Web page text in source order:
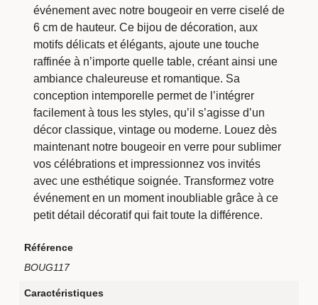
événement avec notre bougeoir en verre ciselé de
6 cm de hauteur. Ce bijou de décoration, aux
motifs délicats et élégants, ajoute une touche
raffinée à n’importe quelle table, créant ainsi une
ambiance chaleureuse et romantique. Sa
conception intemporelle permet de l’intégrer
facilement à tous les styles, qu’il s’agisse d’un
décor classique, vintage ou moderne. Louez dès
maintenant notre bougeoir en verre pour sublimer
vos célébrations et impressionnez vos invités
avec une esthétique soignée. Transformez votre
événement en un moment inoubliable grâce à ce
petit détail décoratif qui fait toute la différence.
Référence
BOUG117
Caractéristiques